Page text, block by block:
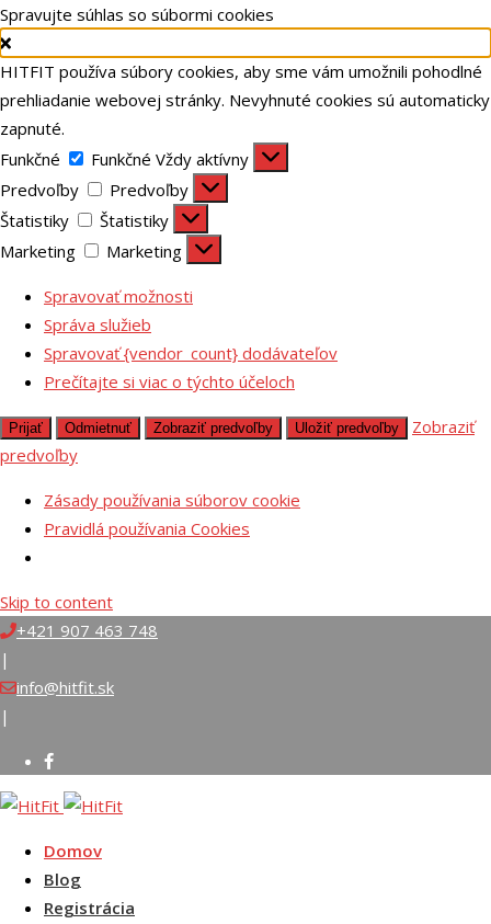
Spravujte súhlas so súbormi cookies
HITFIT používa súbory cookies, aby sme vám umožnili pohodlné
prehliadanie webovej stránky. Nevyhnuté cookies sú automaticky
zapnuté.
Funkčné
Funkčné Vždy aktívny
Predvoľby
Predvoľby
Štatistiky
Štatistiky
Marketing
Marketing
Spravovať možnosti
Správa služieb
Spravovať {vendor_count} dodávateľov
Prečítajte si viac o týchto účeloch
Prijať Odmietnuť Zobraziť predvoľby Uložiť predvoľby
Zobraziť
predvoľby
Zásady používania súborov cookie
Pravidlá používania Cookies
Skip to content
+421 907 463 748
|
info@hitfit.sk
|
Domov
Blog
Registrácia